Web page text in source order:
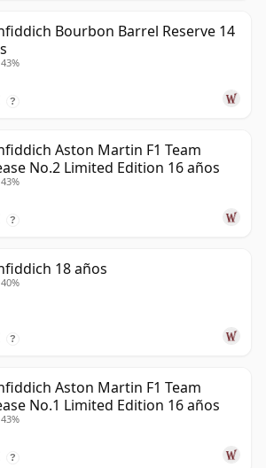
Bourbon Barrel Reserve 14
?
Aston Martin F1 Team
No.2 Limited Edition 16 años
?
18 años
?
Aston Martin F1 Team
No.1 Limited Edition 16 años
?